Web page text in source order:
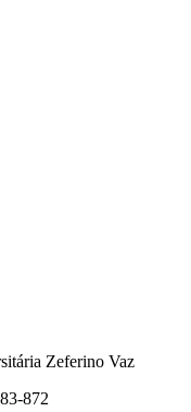
Zeferino Vaz
872